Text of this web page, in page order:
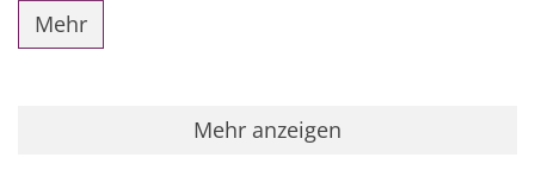
Mehr
Mehr anzeigen